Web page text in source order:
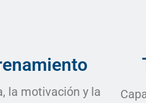
la motivación y la